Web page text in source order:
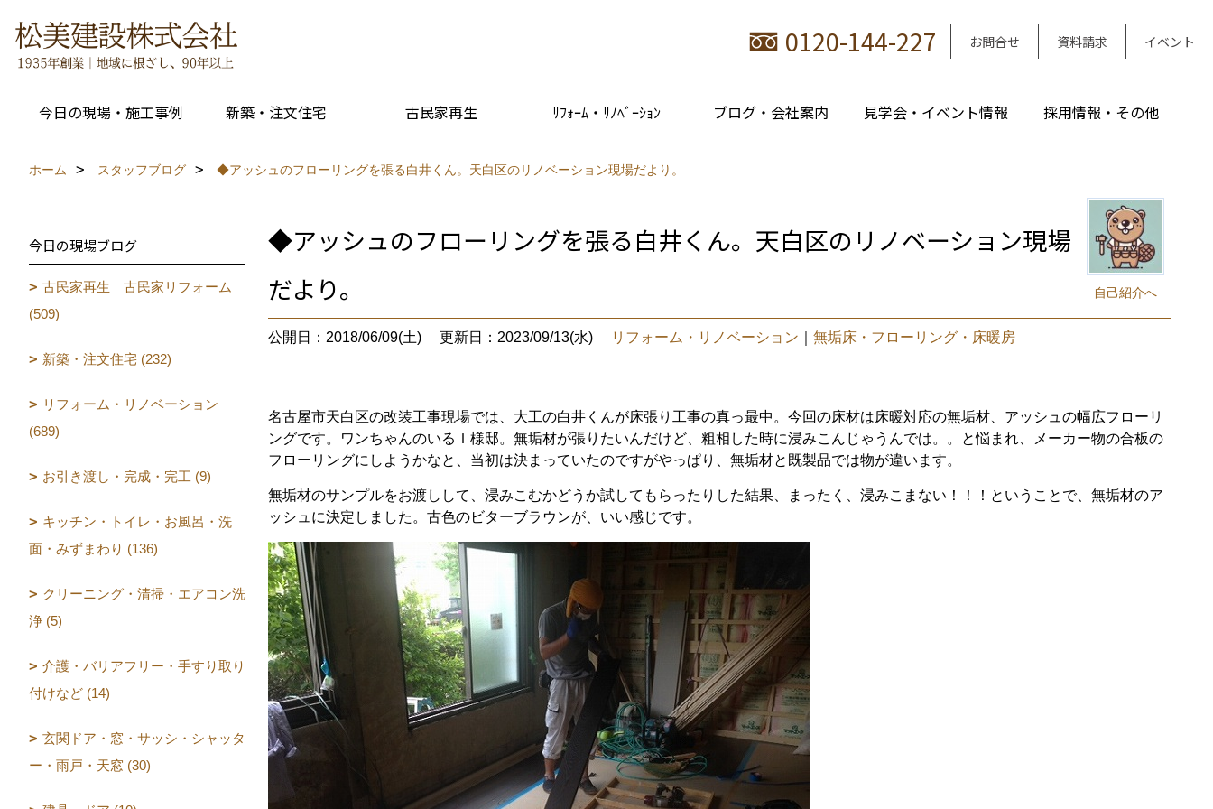
0120-144-227 お問合せ 資料請求 イベント
今日の現場・施工事例 新築・注文住宅 古民家再生 ﾘﾌｫｰﾑ・ﾘﾉﾍﾞｰｼｮﾝ ブログ・会社案内 見学会・イベント情報 採用情報・その他
ホーム スタッフブログ ◆アッシュのフローリングを張る白井くん。天白区のリノベーション現場だより。
自己紹介へ
◆アッシュのフローリングを張る白井くん。天白区のリノベーション現場
だより。
公開日：2018/06/09(土) 更新日：2023/09/13(水) リフォーム・リノベーション 無垢床・フローリング・床暖房
名古屋市天白区の改装工事現場では、大工の白井くんが床張り工事の真っ最中。今回の床材は床暖対応の無垢材、アッシュの幅広フローリ
ングです。ワンちゃんのいるＩ様邸。無垢材が張りたいんだけど、粗相した時に浸みこんじゃうんでは。。と悩まれ、メーカー物の合板の
フローリングにしようかなと、当初は決まっていたのですがやっぱり、無垢材と既製品では物が違います。
無垢材のサンプルをお渡しして、浸みこむかどうか試してもらったりした結果、まったく、浸みこまない！！！ということで、無垢材のア
ッシュに決定しました。古色のビターブラウンが、いい感じです。
今日の現場ブログ
古民家再生 古民家リフォーム
(509)
新築・注文住宅 (232)
リフォーム・リノベーション
(689)
お引き渡し・完成・完工 (9)
キッチン・トイレ・お風呂・洗
面・みずまわり (136)
クリーニング・清掃・エアコン洗
浄 (5)
介護・バリアフリー・手すり取り
付けなど (14)
玄関ドア・窓・サッシ・シャッタ
ー・雨戸・天窓 (30)